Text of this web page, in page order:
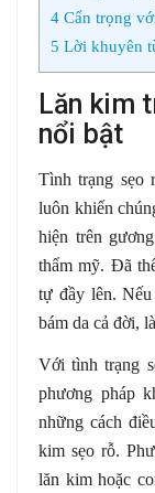
4 Cẩn trọng
5 Lời khuyên
Lăn kim
nổi bật
Tình trạng sẹo
luôn khiến
hiện trên
thẩm mỹ. Đã
tự đầy lên.
bám da cả đời,
Với tình trạng
phương pháp
những cách
kim sẹo rỗ.
lăn kim hoặc